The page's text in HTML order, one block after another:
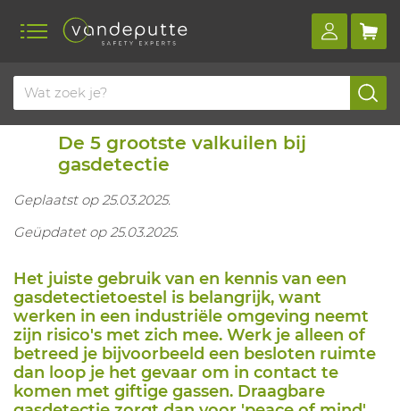
Home Blog De 5 grootste valkuilen bij gasdetectie
De 5 grootste valkuilen bij
gasdetectie
Geplaatst op 25.03.2025.
Geüpdatet op 25.03.2025.
Het juiste gebruik van en kennis van een
gasdetectietoestel is belangrijk, want
werken in een industriële omgeving neemt
zijn risico's met zich mee. Werk je alleen of
betreed je bijvoorbeeld een besloten ruimte
dan loop je het gevaar om in contact te
komen met giftige gassen. Draagbare